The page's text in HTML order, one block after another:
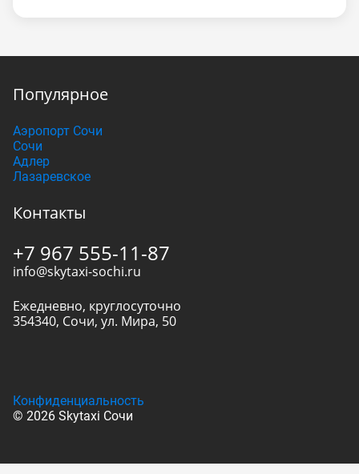
Популярное
Аэропорт Сочи
Сочи
Адлер
Лазаревское
Контакты
+7 967 555-11-87
info@skytaxi-sochi.ru
Ежедневно, круглосуточно
354340, Сочи, ул. Мира, 50
© 2026 Skytaxi Сочи
Конфиденциальность